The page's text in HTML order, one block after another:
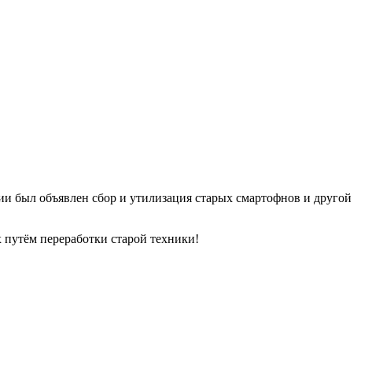
переработки старой техники!